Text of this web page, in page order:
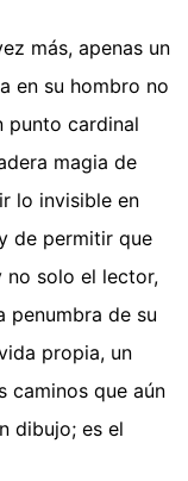
más, apenas un
en su hombro no
punto cardinal
magia de
lo invisible en
de permitir que
no solo el lector,
penumbra de su
propia, un
caminos que aún
dibujo; es el